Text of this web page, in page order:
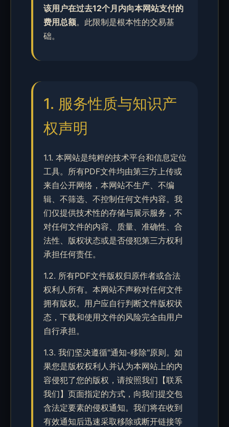
该用户在过去12个月内向本网站支付的
费用总额。此限制是根本性的交易基
础。
1. 服务性质与知识产
权声明
1.1. 本网站是纯粹的技术平台和信息定位
工具。所有PDF文件均由第三方上传或
来自公开网络，本网站不生产、不编
辑、不筛选、不控制任何文件内容。我
们仅提供技术性的存储与展示服务，不
对任何文件的内容、质量、准确性、合
法性、版权状态或是否侵犯第三方权利
承担任何责任。
1.2. 所有PDF文件版权归原作者或合法
权利人所有。本网站不声称对任何文件
拥有版权。用户应自行判断文件版权状
态，下载和使用文件的风险完全由用户
自行承担。
1.3. 我们坚决遵循"通知-移除"原则。如
果您是版权权利人并认为本网站上的内
容侵犯了您的版权，请按照我们【联系
我们】页面指定的方式，向我们提交包
含法定要素的侵权通知。我们将在收到
有效通知后迅速采取移除或断开链接等